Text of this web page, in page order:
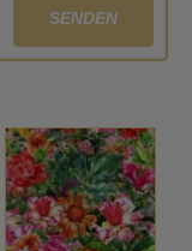
SENDEN